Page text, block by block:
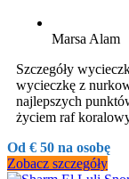
Marsa Alam
Szczegóły
wycieczkę z
najlepszych
życiem raf
Od € 50 na osobę
Zobacz szczegóły